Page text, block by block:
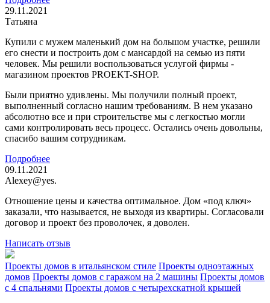
29.11.2021
Татьяна
Купили с мужем маленький дом на большом участке, решили
его снести и построить дом с мансардой на семью из пяти
человек. Мы решили воспользоваться услугой фирмы -
магазином проектов PROEKT-SHOP.
Были приятно удивлены. Мы получили полный проект,
выполненный согласно нашим требованиям. В нем указано
абсолютно все и при строительстве мы с легкостью могли
сами контролировать весь процесс. Остались очень довольны,
спасибо вашим сотрудникам.
Подробнее
09.11.2021
Alexey@yes.
Отношение цены и качества оптимальное. Дом «под ключ»
заказали, что называется, не выходя из квартиры. Согласовали
договор и проект без проволочек, я доволен.
Написать отзыв
Проекты домов в итальянском стиле Проекты одноэтажных
домов Проекты домов с гаражом на 2 машины Проекты домов
с 4 спальнями Проекты домов с четырехскатной крышей